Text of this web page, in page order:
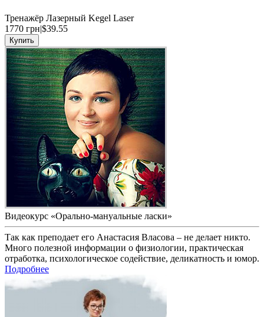
Тренажёр Лазерный Kegel Laser
1770 грн $39.55
Купить
Видеокурс «Орально-мануальные ласки»
Так как преподает его Анастасия Власова – не делает никто.
Много полезной информации о физиологии, практическая
отработка, психологическое содействие, деликатность и юмор.
Подробнее